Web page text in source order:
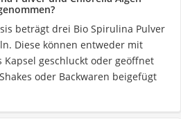
beträgt drei Bio Spirulina Pulver
Diese können entweder mit
geschluckt oder geöffnet
oder Backwaren beigefügt